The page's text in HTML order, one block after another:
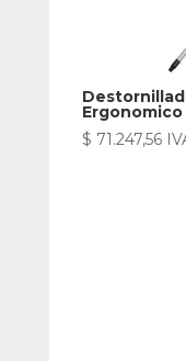
$ 71.247,56